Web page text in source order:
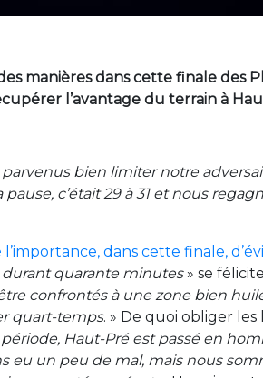
manières dans cette finale des
l’avantage du terrain à
bien limiter notre
c’était 29 à 31 et nous
dans cette finale,
quarante minutes» se
confrontés à une zone bien
quart-temps. » De quoi obliger
Haut-Pré est passé en
eu un peu de mal, mais nous